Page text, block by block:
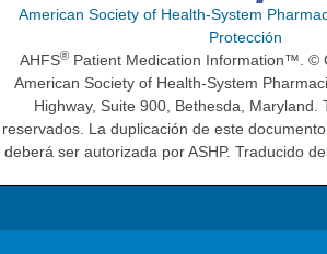
American Society of Health-System
Protección
AHFS® Patient Medication Information™. ©
American Society of Health-System
Highway, Suite 900, Bethesda, Maryland.
reservados. La duplicación de este
deberá ser autorizada por ASHP. Traducido